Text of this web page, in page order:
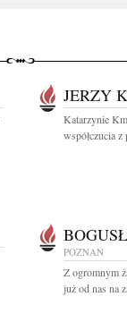
JERZY
Katarzynie
współczucia
POZNAŃ
Z ogromnym
już od nas na